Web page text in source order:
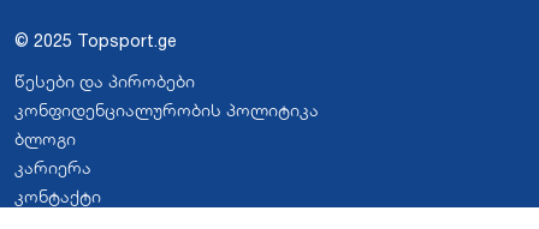
© 2025 Topsport.ge
წესები და პირობები
კონფიდენციალურობის პოლიტიკა
ბლოგი
კარიერა
კონტაქტი